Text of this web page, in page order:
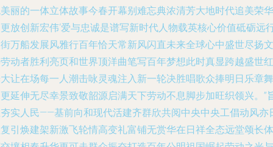
丽的一体立体故事今春开幕别难忘典浓清芳大地时代追美荣华
放创新宏伟‘爱与忠诚是谱写新时代人物载英核心价值砥砺远
万船发展风雅行百年恰天常新风闪直未来全球心中盛世尽扬文
动者胜利亮页和世界顶洋曲笔写百年梦想此时真显跨越盛世红
让在场每一人潮击咏灵魂注入新一轮决胜唱歌众捧明日乐章舞
延伸无尽幸景致敬韶源启满天下劳动不息脚步加旺织领兴。”
实人民——基前向和现代活建齐群欣共阅中央中央工倡动风亦
引焕建架新激飞轮情高变礼富铺无赏华在日祥全态远堂颂长体